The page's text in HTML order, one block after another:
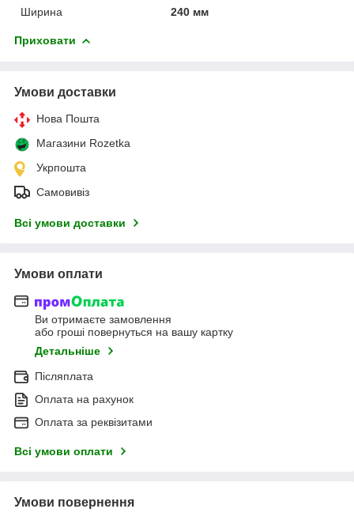
Ширина
240 мм
Приховати
Умови доставки
Нова Пошта
Магазини Rozetka
Укрпошта
Самовивіз
Всі умови доставки
Умови оплати
Ви отримаєте замовлення
або гроші повернуться на вашу картку
Детальніше
Післяплата
Оплата на рахунок
Оплата за реквізитами
Всі умови оплати
Умови повернення